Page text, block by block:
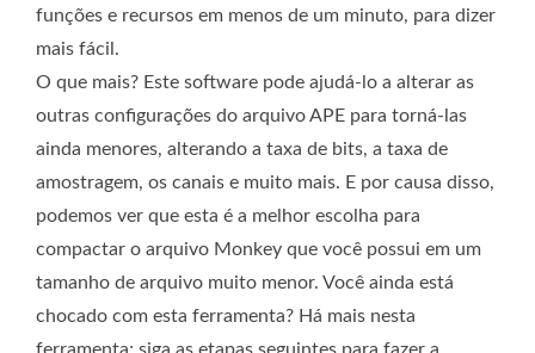
funções e recursos em menos de um minuto, para dizer
mais fácil.
O que mais? Este software pode ajudá-lo a alterar as
outras configurações do arquivo APE para torná-las
ainda menores, alterando a taxa de bits, a taxa de
amostragem, os canais e muito mais. E por causa disso,
podemos ver que esta é a melhor escolha para
compactar o arquivo Monkey que você possui em um
tamanho de arquivo muito menor. Você ainda está
chocado com esta ferramenta? Há mais nesta